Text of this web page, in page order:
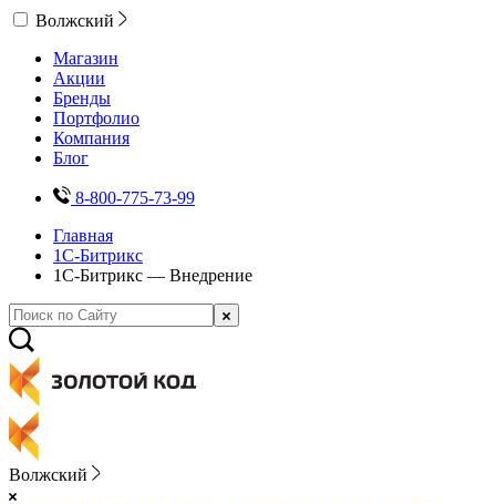
Волжский
Магазин
Акции
Бренды
Портфолио
Компания
Блог
8-800-775-73-99
Главная
1С-Битрикс
1С-Битрикс — Внедрение
Волжский